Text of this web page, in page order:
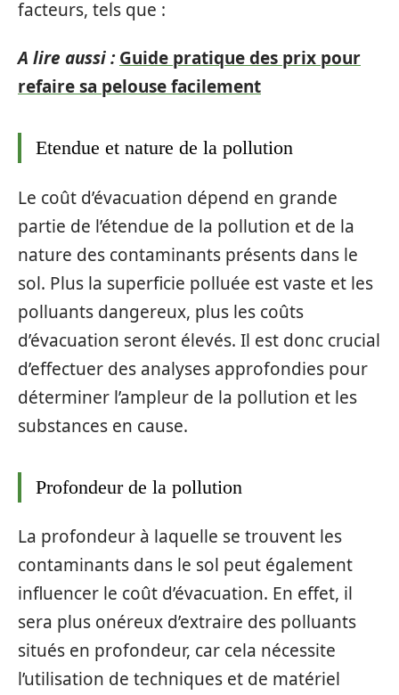
facteurs, tels que :
A lire aussi : Guide pratique des prix pour
refaire sa pelouse facilement
Etendue et nature de la pollution
Le coût d’évacuation dépend en grande
partie de l’étendue de la pollution et de la
nature des contaminants présents dans le
sol. Plus la superficie polluée est vaste et les
polluants dangereux, plus les coûts
d’évacuation seront élevés. Il est donc crucial
d’effectuer des analyses approfondies pour
déterminer l’ampleur de la pollution et les
substances en cause.
Profondeur de la pollution
La profondeur à laquelle se trouvent les
contaminants dans le sol peut également
influencer le coût d’évacuation. En effet, il
sera plus onéreux d’extraire des polluants
situés en profondeur, car cela nécessite
l’utilisation de techniques et de matériel